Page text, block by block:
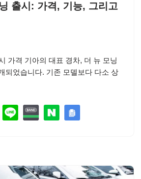
출시: 가격, 기능, 그리고
가격 기아의 대표 경차, 더 뉴 모닝
되었습니다. 기존 모델보다 다소 상